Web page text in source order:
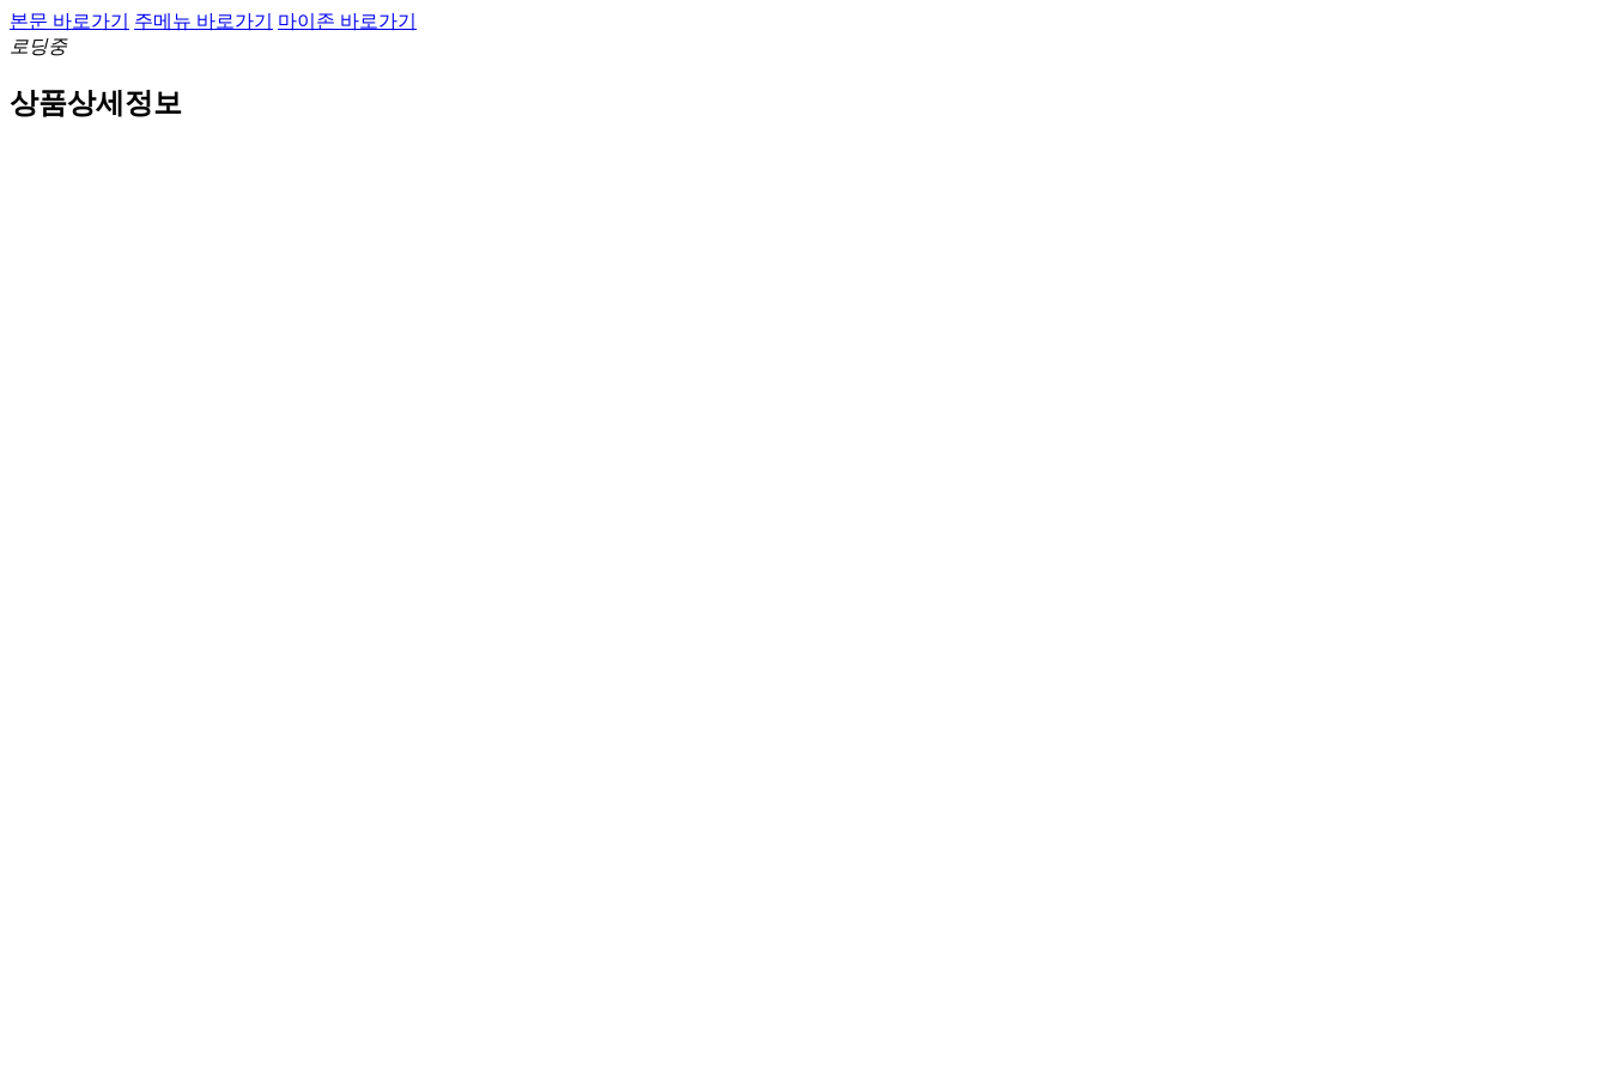
본문 바로가기 주메뉴 바로가기
마이존 바로가기
로딩중
상품상세정보